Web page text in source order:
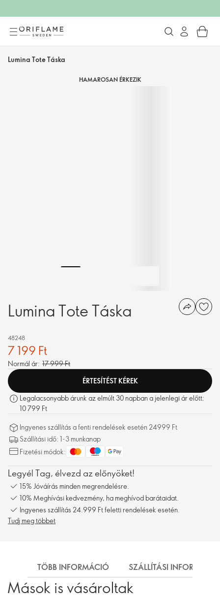
Lumina Tote Táska
HAMAROSAN ÉRKEZIK
Lumina Tote Táska
48248
7 199 Ft
Normál ár: 17 999 Ft
ÉRTESÍTÉST KÉREK
Legalacsonyabb árunk az elmúlt 30 napban a jelenlegi ár előtt:
10 799 Ft
Ingyenes szállítás a fenti rendelések esetén 24999 Ft
Szállítási idő: 1-3 munkanap
Fizetési módok:
Legyél Tag, élvezd az előnyöket!
15% Jóváírás minden megrendelésre.
10% Meghívási kedvezmény, ha meghívod barátaidat.
Ingyenes szállítás 24.999 Ft feletti rendelések esetén.
Tudj meg többet
TÖBB INFORMÁCIÓ SZÁLLÍTÁSI
Mások is vásároltak